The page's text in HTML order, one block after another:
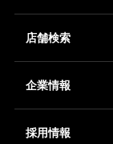
店舗検索
企業情報
採用情報